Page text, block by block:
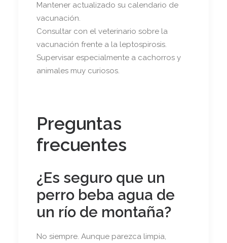
Mantener actualizado su calendario de
vacunación.
Consultar con el veterinario sobre la
vacunación frente a la leptospirosis.
Supervisar especialmente a cachorros y
animales muy curiosos.
Preguntas
frecuentes
¿Es seguro que un
perro beba agua de
un río de montaña?
No siempre. Aunque parezca limpia,